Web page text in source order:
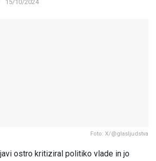
15/10/2024
Foto: X/@glasljudstva
ostro kritiziral politiko vlade in jo